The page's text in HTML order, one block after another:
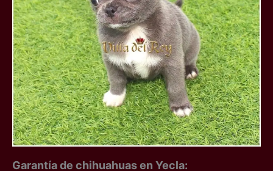
Garantía de chihuahuas en Yecla: